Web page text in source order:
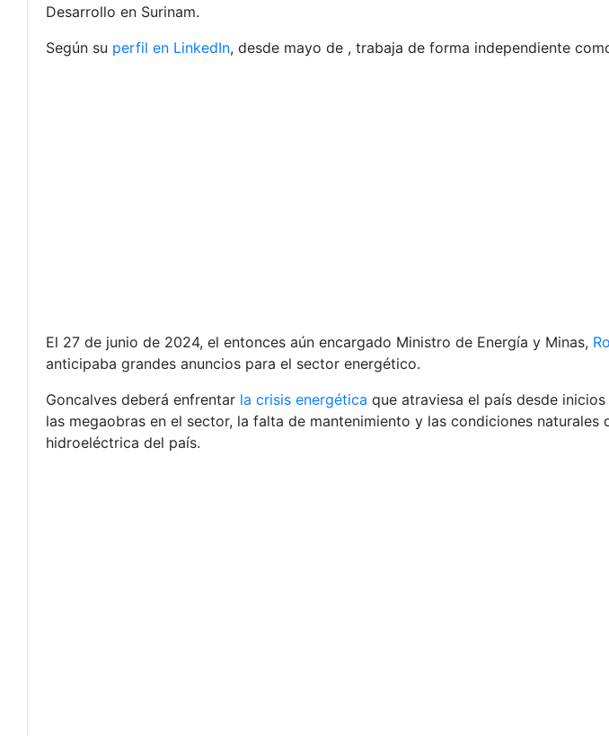
Desarrollo en Surinam.
Según su perfil en LinkedIn, desde mayo de , trabaja de forma independiente
El 27 de junio de 2024, el entonces aún encargado Ministro de Energía y Minas,
anticipaba grandes anuncios para el sector energético.
Goncalves deberá enfrentar la crisis energética que atraviesa el país desde
las megaobras en el sector, la falta de mantenimiento y las condiciones
hidroeléctrica del país.